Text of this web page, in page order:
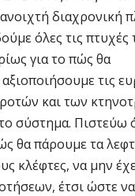
διαχρονική
όλες τις πτυχές
για το πώς θα
τις
και των
σύστημα. Πιστεύω
θα πάρουμε τα
κλέφτες, να μην
έτσι ώστε να